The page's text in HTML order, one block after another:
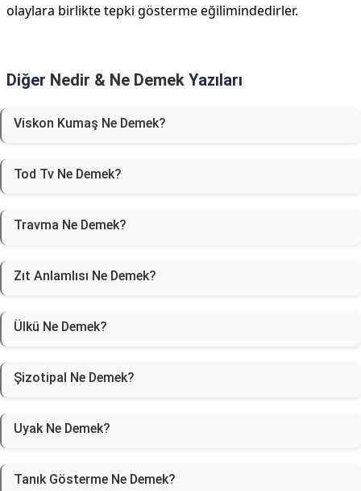
olaylara birlikte tepki gösterme eğilimindedirler.
Diğer Nedir & Ne Demek Yazıları
Viskon Kumaş Ne Demek?
Tod Tv Ne Demek?
Travma Ne Demek?
Zıt Anlamlısı Ne Demek?
Ülkü Ne Demek?
Şizotipal Ne Demek?
Uyak Ne Demek?
Tanık Gösterme Ne Demek?